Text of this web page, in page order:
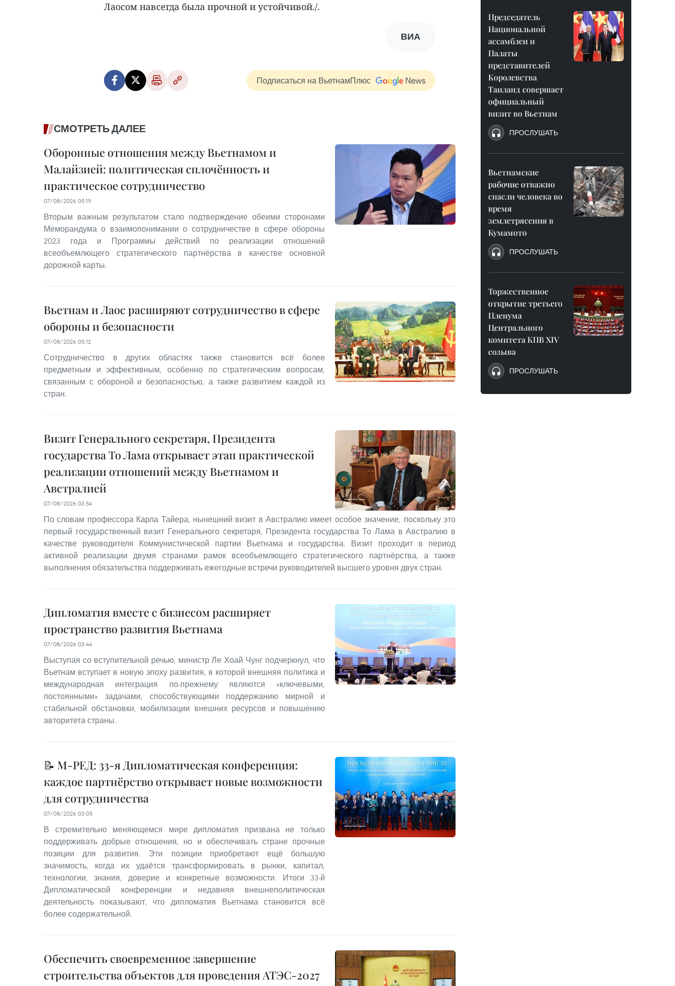
Лаосом навсегда была прочной и устойчивой./.
ВИА
Подписаться на ВьетнамПлюс
СМОТРЕТЬ ДАЛЕЕ
Оборонные отношения между Вьетнамом и
Малайзией: политическая сплочённость и
практическое сотрудничество
07/08/2026 05:19
Вторым важным результатом стало подтверждение обеими сторонами
Меморандума о взаимопонимании о сотрудничестве в сфере обороны
2023 года и Программы действий по реализации отношений
всеобъемлющего стратегического партнёрства в качестве основной
дорожной карты.
Вьетнам и Лаос расширяют сотрудничество в сфере
обороны и безопасности
07/08/2026 05:12
Сотрудничество в других областях также становится всё более
предметным и эффективным, особенно по стратегическим вопросам,
связанным с обороной и безопасностью, а также развитием каждой из
стран.
Визит Генерального секретаря, Президента
государства То Лама открывает этап практической
реализации отношений между Вьетнамом и
Австралией
07/08/2026 03:54
По словам профессора Карла Тайера, нынешний визит в Австралию имеет особое значение, поскольку это
первый государственный визит Генерального секретаря, Президента государства То Лама в Австралию в
качестве руководителя Коммунистической партии Вьетнама и государства. Визит проходит в период
активной реализации двумя странами рамок всеобъемлющего стратегического партнёрства, а также
выполнения обязательства поддерживать ежегодные встречи руководителей высшего уровня двух стран.
Дипломатия вместе с бизнесом расширяет
пространство развития Вьетнама
07/08/2026 03:44
Выступая со вступительной речью, министр Ле Хоай Чунг подчеркнул, что
Вьетнам вступает в новую эпоху развития, в которой внешняя политика и
международная интеграция по-прежнему являются «ключевыми,
постоянными» задачами, способствующими поддержанию мирной и
стабильной обстановки, мобилизации внешних ресурсов и повышению
авторитета страны.
📝 М-РЕД: 33-я Дипломатическая конференция:
каждое партнёрство открывает новые возможности
для сотрудничества
07/08/2026 03:05
В стремительно меняющемся мире дипломатия призвана не только
поддерживать добрые отношения, но и обеспечивать стране прочные
позиции для развития. Эти позиции приобретают ещё большую
значимость, когда их удаётся трансформировать в рынки, капитал,
технологии, знания, доверие и конкретные возможности. Итоги 33-й
Дипломатической конференции и недавняя внешнеполитическая
деятельность показывают, что дипломатия Вьетнама становится всё
более содержательной.
Обеспечить своевременное завершение
строительства объектов для проведения АТЭС-2027
Председатель
Национальной
ассамблеи и
Палаты
представителей
Королевства
Таиланд совершает
официальный
визит во Вьетнам
ПРОСЛУШАТЬ
Вьетнамские
рабочие отважно
спасли человека во
время
землетрясения в
Кумамото
ПРОСЛУШАТЬ
Торжественное
открытие третьего
Пленума
Центрального
комитета КПВ XIV
созыва
ПРОСЛУШАТЬ